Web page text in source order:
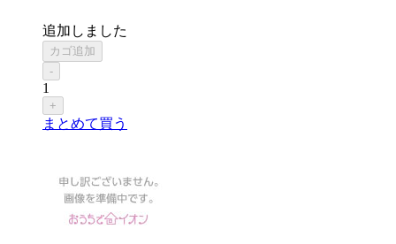
追加しました
カゴ追加
-
1
+
まとめて買う